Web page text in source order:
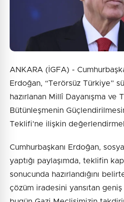
ANKARA (İGFA) -
Erdoğan, “Terörsüz Türkiye”
hazırlanan Millî Dayanışma ve
Bütünleşmenin
Teklifi’ne ilişkin
Cumhurbaşkanı Erdoğan,
yaptığı paylaşımda, teklifin
sonucunda hazırlandığını
çözüm iradesini yansıtan